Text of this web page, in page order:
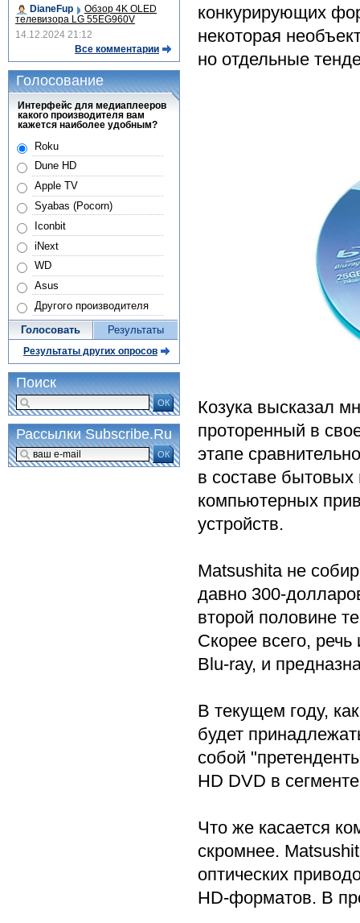
конкурирующих
некоторая
но отдельные
Козука высказал
проторенный в
этапе
в составе
компьютерных
устройств.
Matsushita не
давно 300-
второй половине
Скорее всего,
Blu-ray, и
В текущем году,
будет
собой
HD DVD в
Что же касается
скромнее.
оптических
HD-форматов. В
DianeFup
Обзор 4K OLED
телевизора LG 55EG960V
14.12.2024 21:12
Все комментарии
Голосование
Интерфейс для медиаплееров
какого производителя вам
кажется наиболее удобным?
Roku
Dune HD
Apple TV
Syabas (Pocorn)
Iconbit
iNext
WD
Asus
Другого производителя
Голосовать Результаты
Результаты других опросов
Поиск
ОК
Рассылки Subscribe.Ru
ОК